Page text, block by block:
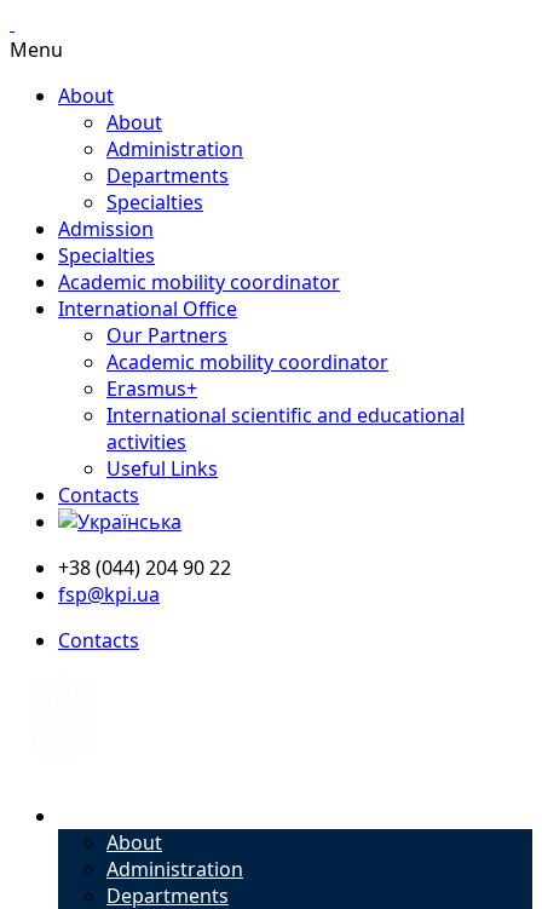
Menu
About
About
Administration
Departments
Specialties
Admission
Specialties
Academic mobility coordinator
International Office
Our Partners
Academic mobility coordinator
Erasmus+
International scientific and educational
activities
Useful Links
Contacts
+38 (044) 204 90 22
fsp@kpi.ua
Contacts
About
Administration
Departments